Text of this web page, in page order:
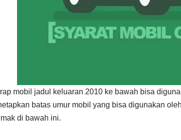
mobil jadul keluaran 2010 ke bawah bisa
batas umur mobil yang bisa digunakan
di bawah ini.